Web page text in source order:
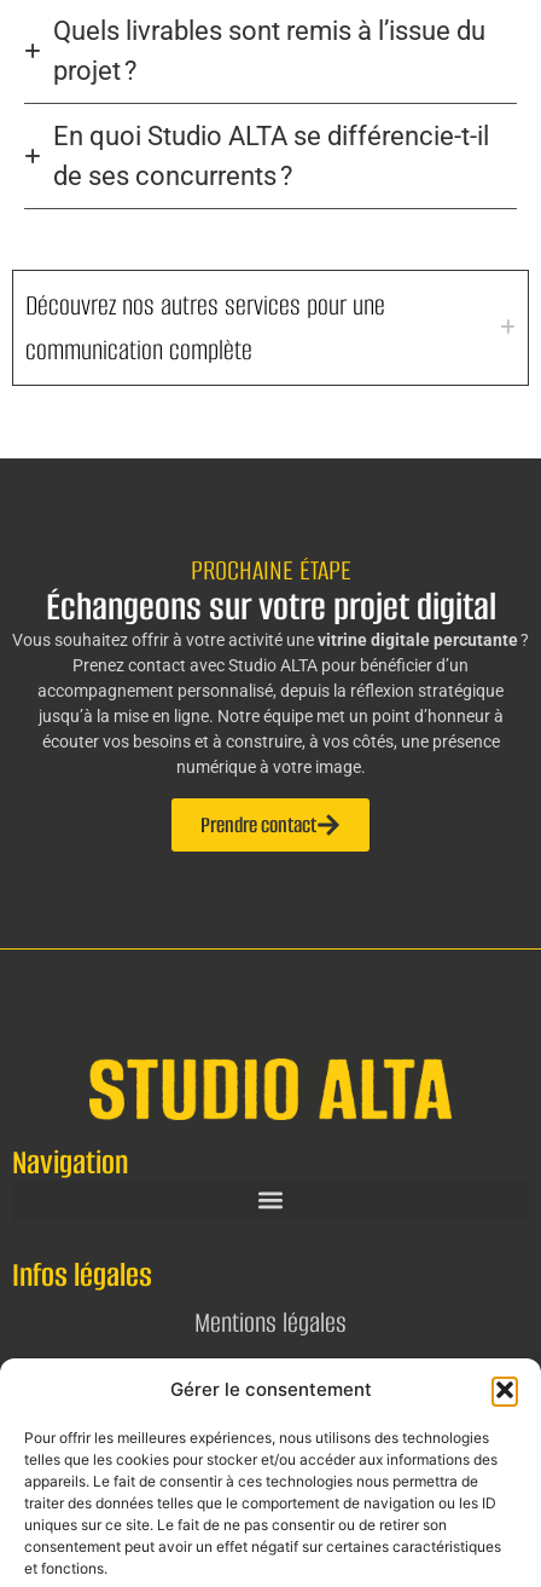
Gérer le consentement
Pour offrir les meilleures expériences, nous utilisons des technologies
telles que les cookies pour stocker et/ou accéder aux informations des
appareils. Le fait de consentir à ces technologies nous permettra de
traiter des données telles que le comportement de navigation ou les ID
uniques sur ce site. Le fait de ne pas consentir ou de retirer son
consentement peut avoir un effet négatif sur certaines caractéristiques
et fonctions.
Quels livrables sont remis à l’issue du
projet ?
En quoi Studio ALTA se différencie-t-il
de ses concurrents ?
Découvrez nos autres services pour une
communication complète
PROCHAINE ÉTAPE
Échangeons sur votre projet digital
Vous souhaitez offrir à votre activité unevitrine digitale percutante?
Prenez contact avec Studio ALTA pour bénéficier d’un
accompagnement personnalisé, depuis la réflexion stratégique
jusqu’à la mise en ligne. Notre équipe met un point d’honneur à
écouter vos besoins et à construire, à vos côtés, une présence
numérique à votre image.
Prendre contact
Navigation
Infos légales
Mentions légales
Politique de confidentialité
Contact
E-mail
contact@alta-studio.fr